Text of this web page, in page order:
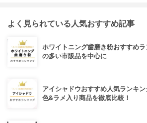
よく見られている人気おすすめ記事
ホワイトニング歯磨き粉おすすめ
の多い市販品を中心に
アイシャドウおすすめ人気ランキ
色&ラメ入り商品を徹底比較！